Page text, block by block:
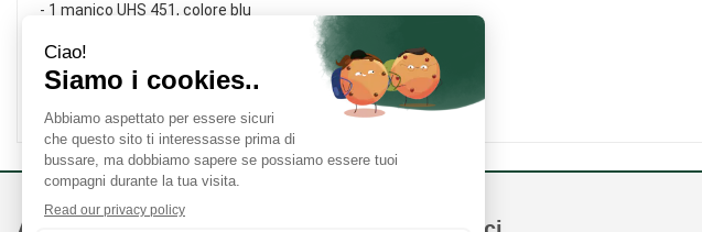
- 1 manico UHS 451, colore blu
- 5 testine miste, misure da CPS 406 a 411
- cappuccio.